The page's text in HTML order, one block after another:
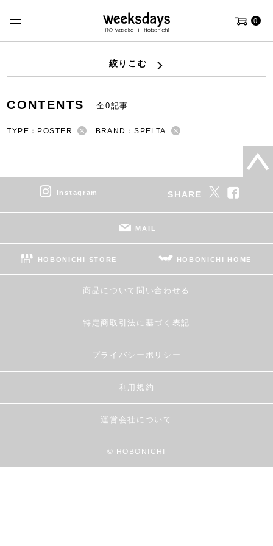
0
絞りこむ
CONTENTS 全0記事
TYPE：POSTER BRAND：SPELTA
instagram SHARE
MAIL
HOBONICHI STORE HOBONICHI HOME
商品について問い合わせる
特定商取引法に基づく表記
プライバシーポリシー
利用規約
運営会社について
© HOBONICHI